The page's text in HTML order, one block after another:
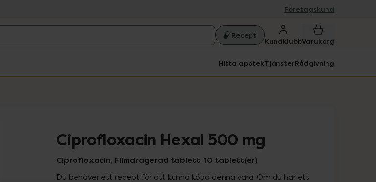
Företagskund
Recept
KundklubbVarukorg
Hitta apotekTjänsterRådgivning
Ciprofloxacin Hexal 500 mg
Ciprofloxacin, Filmdragerad tablett, 10 tablett(er)
Du behöver ett recept för att kunna köpa denna vara. Om du har ett